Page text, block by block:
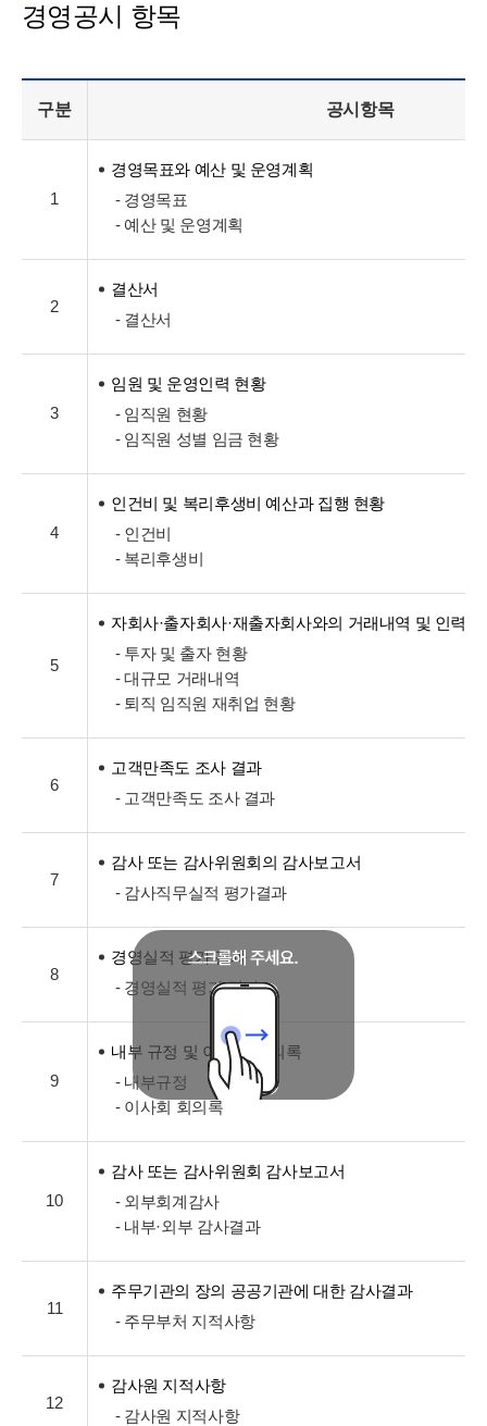
경영공시 항목
구분 공시항목
1
경영목표와 예산 및 운영계획
- 경영목표
- 예산 및 운영계획
2
결산서
- 결산서
3
임원 및 운영인력 현황
- 임직원 현황
- 임직원 성별 임금 현황
4
인건비 및 복리후생비 예산과 집행 현황
- 인건비
- 복리후생비
5
자회사·출자회사·재출자회사와의 거래내역 및 인력
- 투자 및 출자 현황
- 대규모 거래내역
- 퇴직 임직원 재취업 현황
6
고객만족도 조사 결과
- 고객만족도 조사 결과
7
감사 또는 감사위원회의 감사보고서
- 감사직무실적 평가결과
8
경영실적 평가 결과
- 경영실적 평가 결과
9
내부 규정 및 이사회 회의록
- 내부규정
- 이사회 회의록
10
감사 또는 감사위원회 감사보고서
- 외부회계감사
- 내부·외부 감사결과
11
주무기관의 장의 공공기관에 대한 감사결과
- 주무부처 지적사항
12
감사원 지적사항
- 감사원 지적사항